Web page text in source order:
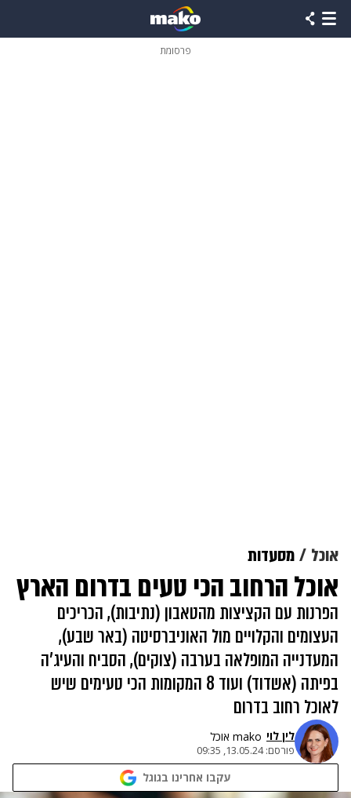
פרסומת
אוכל מסעדות
אוכל הרחוב הכי טעים בדרום הארץ
הפרנות עם הקציצות מהטאבון (נתיבות), הכריכים
העצומים והקלויים מול האוניברסיטה (באר שבע),
המעדנייה המופלאה בערבה (צוקים), הסביח והעיג'ה
בפיתה (אשדוד) ועוד 8 המקומות הכי טעימים שיש
לאוכל רחוב בדרום
לין לוי mako אוכל
פורסם:13.05.24, 09:35
עקבו אחרינו בגוגל